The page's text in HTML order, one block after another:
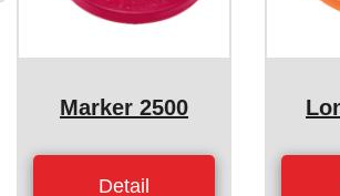
Marker 2500
Detail